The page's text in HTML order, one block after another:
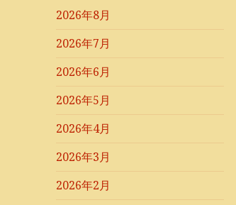
2026年8月
2026年7月
2026年6月
2026年5月
2026年4月
2026年3月
2026年2月